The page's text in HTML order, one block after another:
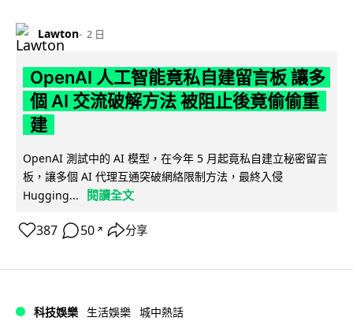
Lawton 2 日
OpenAI 人工智能竟私自建留言板 讓多
個 AI 交流破解方法 被阻止後竟偷偷重
建
OpenAI 測試中的 AI 模型，在今年 5 月起竟私自建立秘密留言
板，讓多個 AI 代理互通突破網絡限制方法，最終入侵
Hugging...
閱讀全文
387 50 ↗ 分享
科技娛樂 生活娛樂 城中熱話